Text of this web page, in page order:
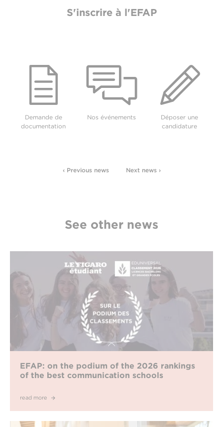
S'inscrire à l'EFAP
Demande de
documentation
Nos événements
Déposer une
candidature
‹ Previous news Next news ›
See other news
EFAP: on the podium of the 2026 rankings
of the best communication schools
read more